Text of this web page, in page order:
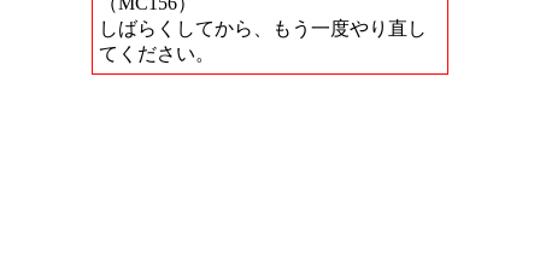
しばらくしてから、もう一度やり直し
てください。